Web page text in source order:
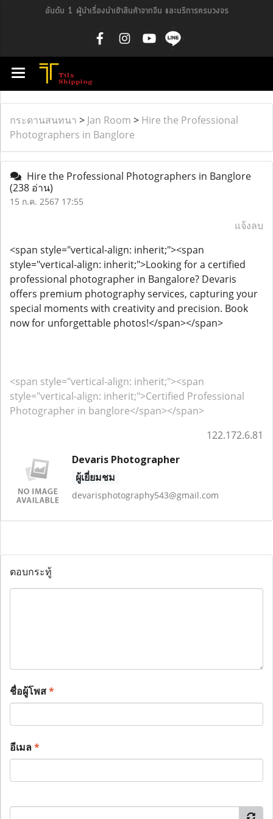
อันดับ 1 ผู้นำเรื่องนำเข้าสินค้าจากจีน และบริการครบวงจร
กระดานสนทนา > Jan Room > Hire the Professional
Photographers in Banglore
Hire the Professional Photographers in Banglore
(238 อ่าน)
15 ก.ค. 2567 17:55
แจ้งลบ
<span style="vertical-align: inherit;"><span
style="vertical-align: inherit;">Looking for a certified
professional photographer in Bangalore? Devaris
offers premium photography services, capturing your
special moments with creativity and precision. Book
now for unforgettable photos!</span></span>
<span style="vertical-align: inherit;"><span
style="vertical-align: inherit;">Certified Professional
Photographer in banglore</span></span>
122.172.6.81
Devaris Photographer
ผู้เยี่ยมชม
devarisphotography543@gmail.com
ตอบกระทู้
ชื่อผู้โพส*
อีเมล*